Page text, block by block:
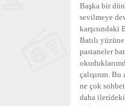
Başka bir
sevilmeye
karşısındaki
Batılı
pastaneler
çalışırım.
ne çok
daha